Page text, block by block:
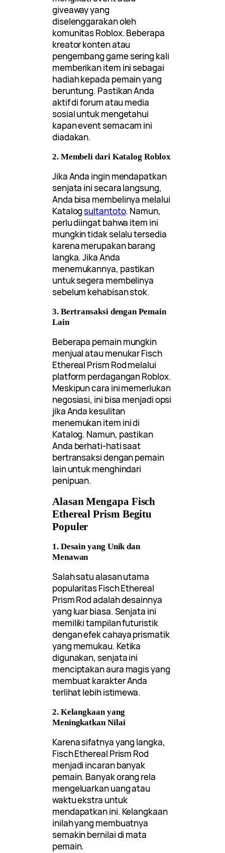
giveaway yang
diselenggarakan oleh
komunitas Roblox. Beberapa
kreator konten atau
pengembang game sering kali
memberikan item ini sebagai
hadiah kepada pemain yang
beruntung. Pastikan Anda
aktif di forum atau media
sosial untuk mengetahui
kapan event semacam ini
diadakan.
2. Membeli dari Katalog Roblox
Jika Anda ingin mendapatkan
senjata ini secara langsung,
Anda bisa membelinya melalui
Katalogsultantoto. Namun,
perlu diingat bahwa item ini
mungkin tidak selalu tersedia
karena merupakan barang
langka. Jika Anda
menemukannya, pastikan
untuk segera membelinya
sebelum kehabisan stok.
3. Bertransaksi dengan Pemain
Lain
Beberapa pemain mungkin
menjual atau menukar Fisch
Ethereal Prism Rod melalui
platform perdagangan Roblox.
Meskipun cara ini memerlukan
negosiasi, ini bisa menjadi opsi
jika Anda kesulitan
menemukan item ini di
Katalog. Namun, pastikan
Anda berhati-hati saat
bertransaksi dengan pemain
lain untuk menghindari
penipuan.
Alasan Mengapa Fisch
Ethereal Prism Begitu
Populer
1. Desain yang Unik dan
Menawan
Salah satu alasan utama
popularitas Fisch Ethereal
Prism Rod adalah desainnya
yang luar biasa. Senjata ini
memiliki tampilan futuristik
dengan efek cahaya prismatik
yang memukau. Ketika
digunakan, senjata ini
menciptakan aura magis yang
membuat karakter Anda
terlihat lebih istimewa.
2. Kelangkaan yang
Meningkatkan Nilai
Karena sifatnya yang langka,
Fisch Ethereal Prism Rod
menjadi incaran banyak
pemain. Banyak orang rela
mengeluarkan uang atau
waktu ekstra untuk
mendapatkan ini. Kelangkaan
inilah yang membuatnya
semakin bernilai di mata
pemain.